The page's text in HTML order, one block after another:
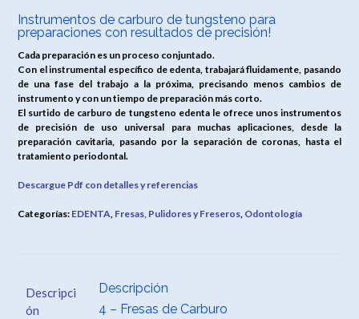
Instrumentos de carburo de tungsteno para
preparaciones con resultados de precisión!
Cada preparación es un proceso conjuntado.
Con el instrumental específico de edenta, trabajará fluidamente, pasando
de una fase del trabajo a la próxima, precisando menos cambios de
instrumento y con un tiempo de preparación más corto.
El surtido de carburo de tungsteno edenta le ofrece unos instrumentos
de precisión de uso universal para muchas aplicaciones, desde la
preparación cavitaria, pasando por la separación de coronas, hasta el
tratamiento periodontal.
Descargue Pdf con detalles y referencias
Categorías: EDENTA Fresas, Pulidores y Freseros Odontología
Descripci
ón
Descripción
4 – Fresas de Carburo